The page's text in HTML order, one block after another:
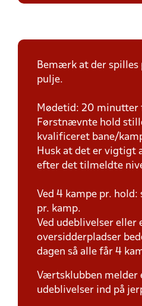
Bemærk at der spilles
pulje.
Mødetid: 20 minutter
Førstnævnte hold
kvalificeret bane/
Husk at det er vigtigt
efter det tilmeldte
Ved 4 kampe pr.
pr. kamp.
Ved udeblivelser eller
oversidderpladser
dagen så alle får 4
Værtsklubben
udeblivelser ind på